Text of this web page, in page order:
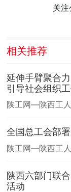
关
相关推荐
延伸手臂聚合
引导社会组织
陕工网—陕西工
全国总工会部
陕工网—陕西工
陕西六部门联
活动